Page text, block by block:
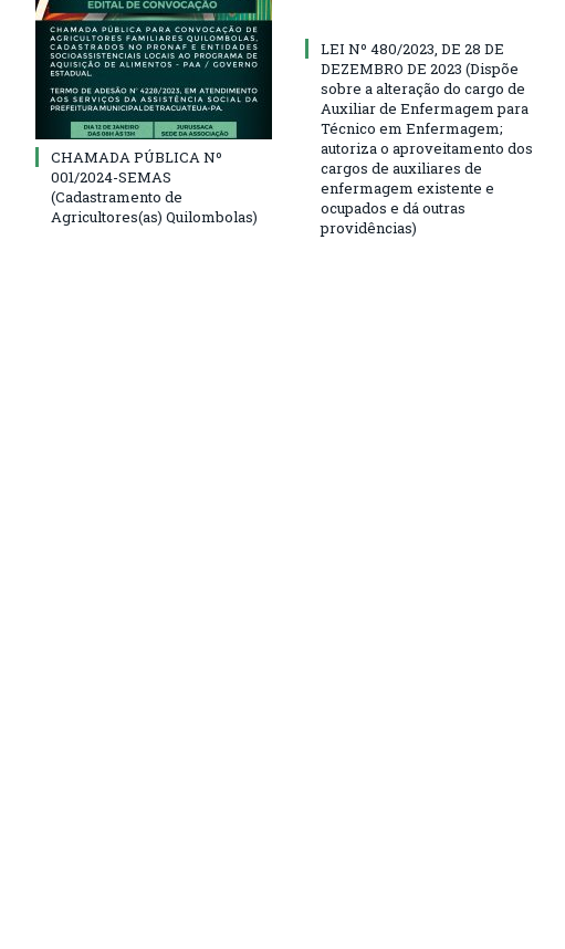
CHAMADA PÚBLICA Nº
001/2024-SEMAS
(Cadastramento de
Agricultores(as) Quilombolas)
LEI Nº 480/2023, DE 28 DE
DEZEMBRO DE 2023 (Dispõe
sobre a alteração do cargo de
Auxiliar de Enfermagem para
Técnico em Enfermagem;
autoriza o aproveitamento dos
cargos de auxiliares de
enfermagem existente e
ocupados e dá outras
providências)